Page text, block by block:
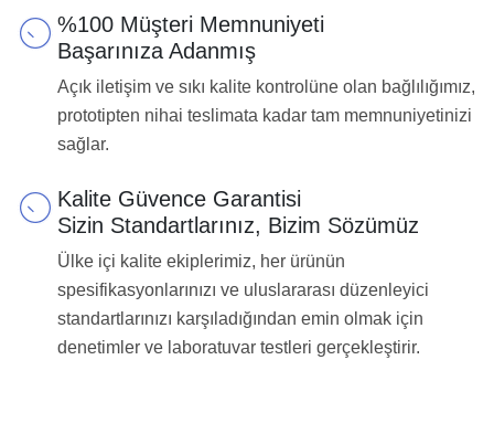
%100 Müşteri Memnuniyeti
Başarınıza Adanmış
Açık iletişim ve sıkı kalite kontrolüne olan bağlılığımız,
prototipten nihai teslimata kadar tam memnuniyetinizi
sağlar.
Kalite Güvence Garantisi
Sizin Standartlarınız, Bizim Sözümüz
Ülke içi kalite ekiplerimiz, her ürünün
spesifikasyonlarınızı ve uluslararası düzenleyici
standartlarınızı karşıladığından emin olmak için
denetimler ve laboratuvar testleri gerçekleştirir.